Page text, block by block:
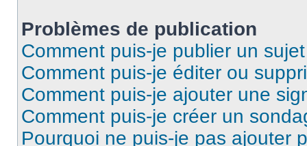
Problèmes de publication
Comment puis-je publier un
Comment puis-je éditer ou
Comment puis-je ajouter une
Comment puis-je créer un
Pourquoi ne puis-je pas ajouter